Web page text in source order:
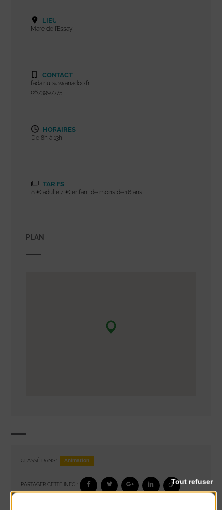
LIEU
Mare de l'Essay
CONTACT
fada.nuts@wanadoo.fr
0673997775
HORAIRES
De 8h à 13h
TARIFS
8 € adulte 4 € enfant de moins de 16 ans
PLAN
CLASSÉ DANS : Animation
PARTAGER CETTE INFO : Tout refuser